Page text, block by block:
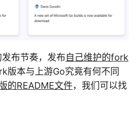
布节奏，发布自己维护的fork
版本与上游Go究竟有何不同
的README文件，我们可以找